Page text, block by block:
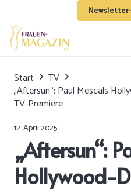
Start
TV
„Aftersun“: Paul Mescals
TV-Premiere
12. April 2025
„Aftersun“:
Hollywood-